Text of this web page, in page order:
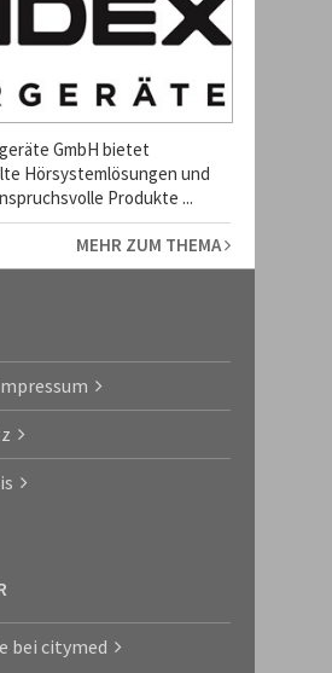
GmbH bietet
Hörsystemlösungen und
Produkte ...
MEHR ZUM THEMA
bei citymed